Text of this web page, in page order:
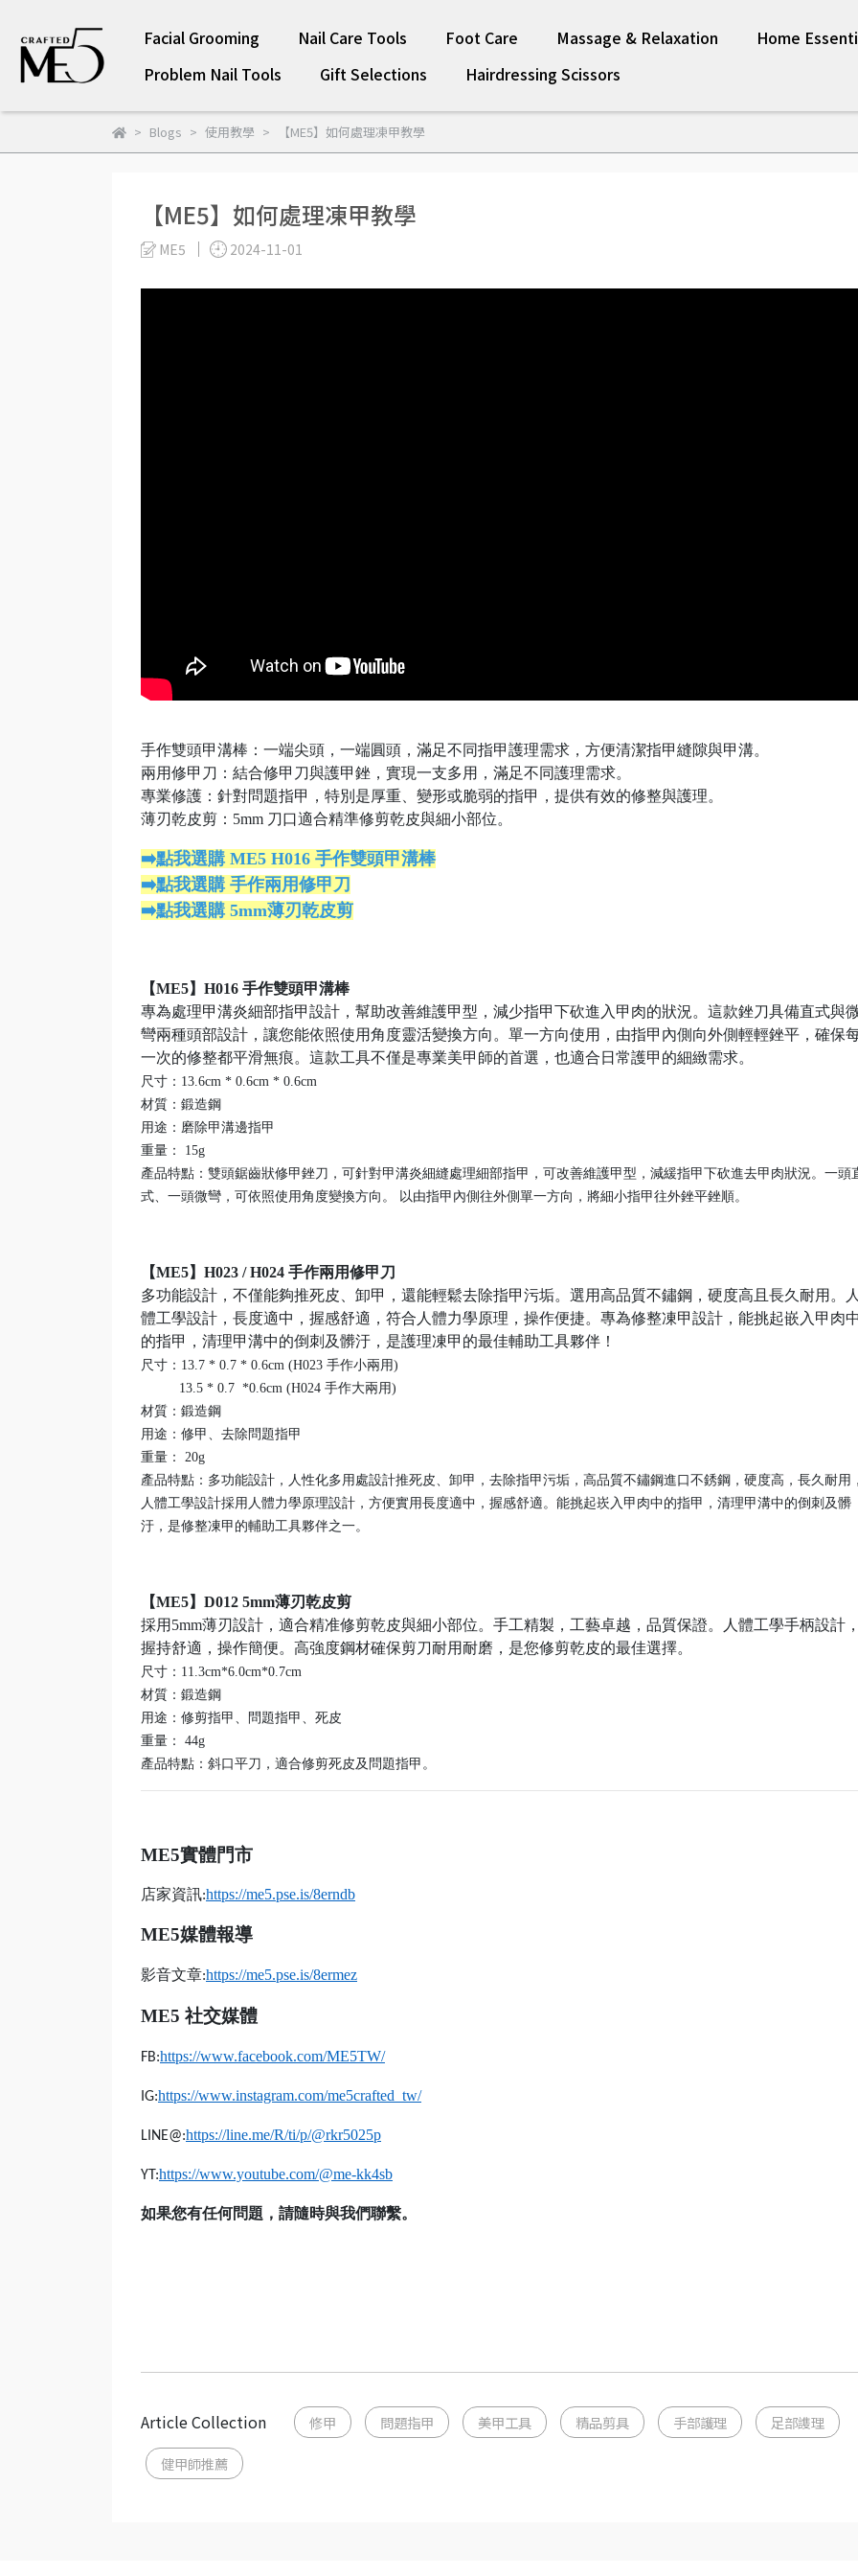
Facial Grooming Nail Care Tools Foot Care Massage & Relaxation
Home
Problem Nail Tools
Gift Selections Hairdressing Scissors
Blogs 使用教學 【ME5】如何處理凍甲教學
【ME5】如何處理凍甲教學
ME5 2024-11-01
手作雙頭甲溝棒：一端尖頭，一端圓頭，滿足不同指甲護理需求，方便清潔指甲縫隙與甲溝。
兩用修甲刀：結合修甲刀與護甲銼，實現一支多用，滿足不同護理需求。
專業修護：針對問題指甲，特別是厚重、變形或脆弱的指甲，提供有效的修整與護理。
薄刃乾皮剪：5mm 刀口適合精準修剪乾皮與細小部位。
➡️點我選購 ME5 H016 手作雙頭甲溝棒
➡️點我選購 手作兩用修甲刀
➡️點我選購 5mm薄刃乾皮剪
【ME5】H016 手作雙頭甲溝棒
專為處理甲溝炎細部指甲設計，幫助改善維護甲型，減少指甲下砍進入甲肉的狀況。這款銼刀具備直式與
彎兩種頭部設計，讓您能依照使用角度靈活變換方向。單一方向使用，由指甲內側向外側輕輕銼平，確保
一次的修整都平滑無痕。這款工具不僅是專業美甲師的首選，也適合日常護甲的細緻需求。
尺寸：13.6cm * 0.6cm * 0.6cm
材質：鍛造鋼
用途：磨除甲溝邊指甲
重量： 15g
產品特點：雙頭鋸齒狀修甲銼刀，可針對甲溝炎細縫處理細部指甲，可改善維護甲型，減緩指甲下砍進去甲肉狀況。一頭
式、一頭微彎，可依照使用角度變換方向。 以由指甲內側往外側單一方向，將細小指甲往外銼平銼順。
【ME5】H023 / H024 手作兩用修甲刀
多功能設計，不僅能夠推死皮、卸甲，還能輕鬆去除指甲污垢。選用高品質不鏽鋼，硬度高且長久耐用。人
體工學設計，長度適中，握感舒適，符合人體力學原理，操作便捷。專為修整凍甲設計，能挑起嵌入甲肉中
的指甲，清理甲溝中的倒刺及髒汙，是護理凍甲的最佳輔助工具夥伴！
尺寸：13.7 * 0.7 * 0.6cm (H023 手作小兩用)
13.5 * 0.7 *0.6cm (H024 手作大兩用)
材質：鍛造鋼
用途：修甲、去除問題指甲
重量： 20g
產品特點：多功能設計，人性化多用處設計推死皮、卸甲，去除指甲污垢，高品質不鏽鋼進口不銹鋼，硬度高，長久耐用，
人體工學設計採用人體力學原理設計，方便實用長度適中，握感舒適。能挑起崁入甲肉中的指甲，清理甲溝中的倒刺及髒
汙，是修整凍甲的輔助工具夥伴之一。
【ME5】D012 5mm薄刃乾皮剪
採用5mm薄刃設計，適合精准修剪乾皮與細小部位。手工精製，工藝卓越，品質保證。人體工學手柄設計，
握持舒適，操作簡便。高強度鋼材確保剪刀耐用耐磨，是您修剪乾皮的最佳選擇。
尺寸：11.3cm*6.0cm*0.7cm
材質：鍛造鋼
用途：修剪指甲、問題指甲、死皮
重量： 44g
產品特點：斜口平刀，適合修剪死皮及問題指甲。
ME5實體門市
店家資訊:https://me5.pse.is/8erndb
ME5媒體報導
影音文章:https://me5.pse.is/8ermez
ME5 社交媒體
FB:https://www.facebook.com/ME5TW/
IG:https://www.instagram.com/me5crafted_tw/
LINE@:https://line.me/R/ti/p/@rkr5025p
YT:https://www.youtube.com/@me-kk4sb
如果您有任何問題，請隨時與我們聯繫。
Article Collection 修甲 問題指甲 美甲工具 精品剪具 手部護理 足部謢理
健甲師推薦